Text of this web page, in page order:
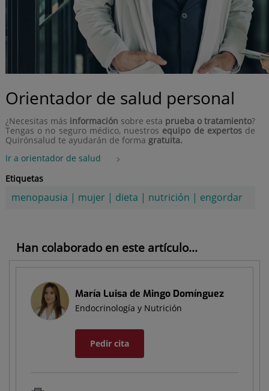
Orientador de salud personal
¿Necesitas más información sobre esta prueba o tratamiento?
Tengas o no seguro médico, nuestros equipo de expertosde
Quirónsalud te ayudarán de forma gratuita.
Ir a orientador de salud
Etiquetas
menopausia | mujer| dieta | nutrición | engordar
Han colaborado en este artículo...
María Luisa de Mingo Domínguez
Endocrinología y Nutrición
Pedir cita